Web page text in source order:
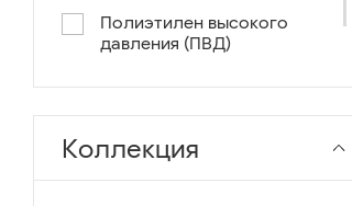
Полиэтилен высокого
давления (ПВД)
нейлон+ткань
Коллекция